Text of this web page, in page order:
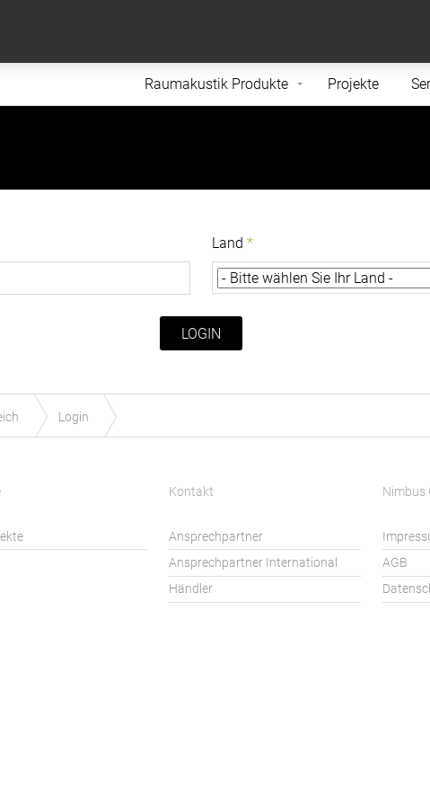
Raumakustik Produkte Projekte
Land
LOGIN
Login
Kontakt
Ansprechpartner
Ansprechpartner International
Händler
Nimbus
AGB